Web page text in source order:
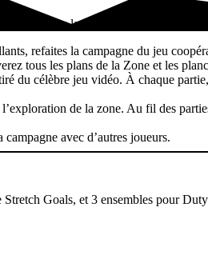
refaites la campagne du jeu
refaites la campagne du jeu
tous les plans de la Zone et les
du célèbre jeu vidéo. À chaque
de la zone. Au fil des
avec d’autres joueurs.
Stretch Goals, et 3 ensembles pour